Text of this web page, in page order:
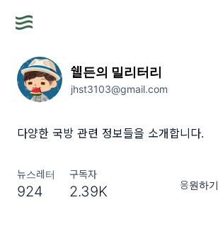
쉘든의 밀리터리
jhst3103@gmail.com
다양한 국방 관련 정보들을 소개합니다.
뉴스레터
924
구독자
2.39K 응원하기